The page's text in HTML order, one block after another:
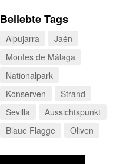
Beliebte Tags
Alpujarra
Jaén
Montes de Málaga
Nationalpark
Konserven
Strand
Sevilla
Aussichtspunkt
Blaue Flagge
Oliven